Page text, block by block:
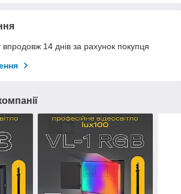
14 днів за рахунок покупця